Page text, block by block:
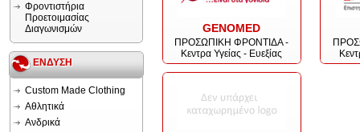
Φροντιστήρια
Προετοιμασίας
Διαγωνισμών
ΕΝΔΥΣΗ
Custom Made Clothing
Αθλητικά
Ανδρικά
GENOMED
ΠΡΟΣΩΠΙΚΗ ΦΡΟΝΤΙΔΑ -
Κεντρα Υγείας - Ευεξίας